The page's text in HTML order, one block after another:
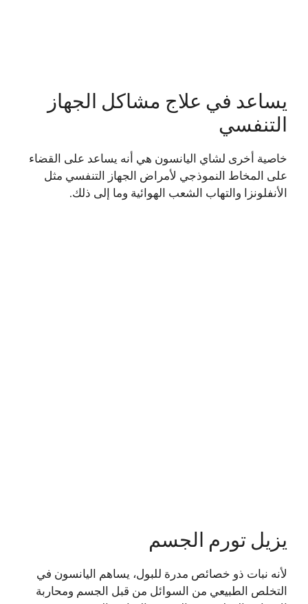
يساعد في علاج مشاكل الجهاز
التنفسي
خاصية أخرى لشاي اليانسون هي أنه يساعد على القضاء
على المخاط النموذجي لأمراض الجهاز التنفسي مثل
الأنفلونزا والتهاب الشعب الهوائية وما إلى ذلك.
يزيل تورم الجسم
لأنه نبات ذو خصائص مدرة للبول، يساهم اليانسون في
التخلص الطبيعي من السوائل من قبل الجسم ومحاربة